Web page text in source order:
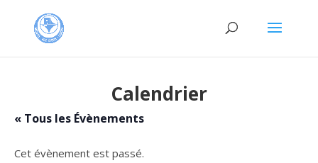
Calendrier
« Tous les Évènements
Cet évènement est passé.